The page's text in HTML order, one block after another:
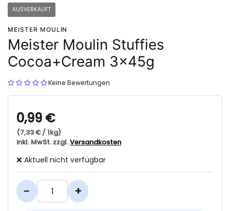
AUSVERKAUFT
MEISTER MOULIN
Meister Moulin Stuffies
Cocoa+Cream 3x45g
Keine Bewertungen
0,99 €
(7,33 € / 1kg)
inkl. MwSt. zzgl.Versandkosten
❌ Aktuell nicht verfügbar
− +